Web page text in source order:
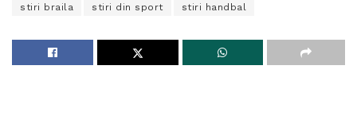
stiri braila stiri din sport stiri handbal